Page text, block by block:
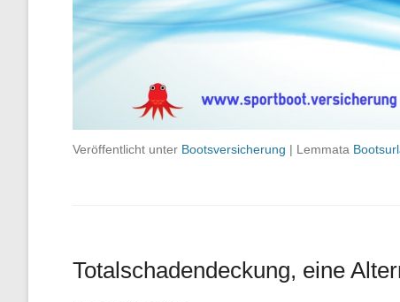
Veröffentlicht unter Bootsversicherung | Lemmata
Totalschadendeckung, eine